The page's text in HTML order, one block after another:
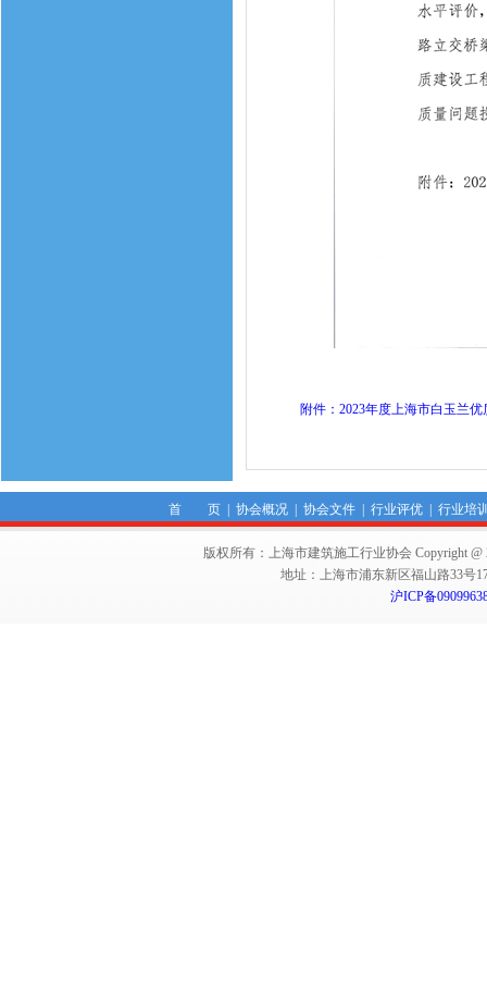
附件：2023年度上海市白玉兰
首 页| 协会概况| 协会文件| 行业评优| 行业培
版权所有：上海市建筑施工行业协会 Copyright @
地址：上海市浦东新区福山路33号
沪ICP备